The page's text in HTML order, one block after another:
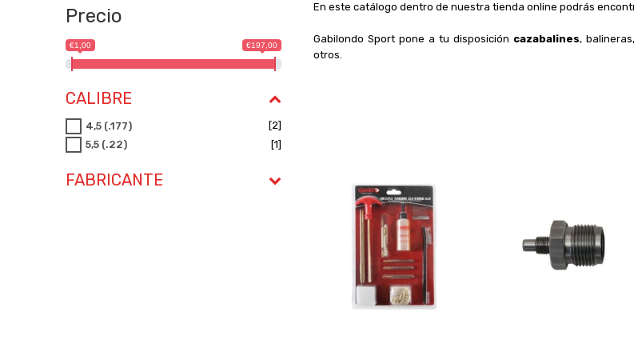
En este catálogo dentro de nuestra tienda online podrás
Gabilondo Sport pone a tu disposición cazabalines, balineras,
otros.
Precio
€1,00 €197,00
CALIBRE
4,5 (.177)
[2]
5,5 (.22)
[1]
FABRICANTE